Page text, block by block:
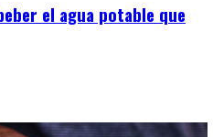
el agua potable que